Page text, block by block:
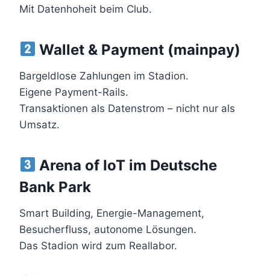
Mit Datenhoheit beim Club.
Wallet & Payment (mainpay)
Bargeldlose Zahlungen im Stadion.
Eigene Payment-Rails.
Transaktionen als Datenstrom – nicht nur als
Umsatz.
Arena of IoT im Deutsche
Bank Park
Smart Building, Energie-Management,
Besucherfluss, autonome Lösungen.
Das Stadion wird zum Reallabor.